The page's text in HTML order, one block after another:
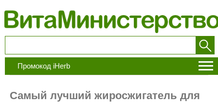
Промокод iHerb
Самый лучший жиросжигатель для